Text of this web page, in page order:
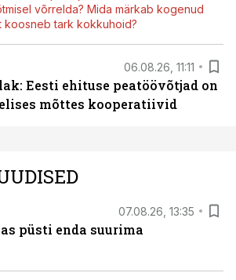
võrrelda? Mida märkab kogenud
koosneb tark kokkuhoid?
06.08.26, 11:11
Eesti ehituse peatöövõtjad on
mõttes kooperatiivid
07.08.26, 13:35
püsti enda suurima